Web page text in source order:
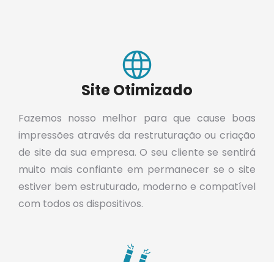
Site Otimizado
Fazemos nosso melhor para que cause boas
impressões através da restruturação ou criação
de site da sua empresa. O seu cliente se sentirá
muito mais confiante em permanecer se o site
estiver bem estruturado, moderno e compatível
com todos os dispositivos.